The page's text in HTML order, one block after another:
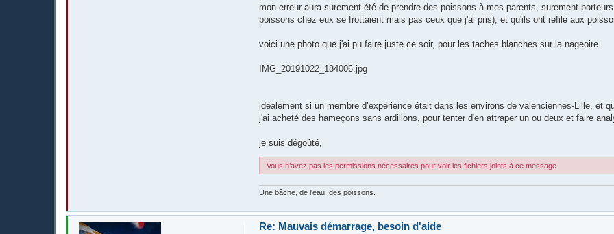
mon erreur aura surement été de prendre des poissons à mes parents, surement
poissons chez eux se frottaient mais pas ceux que j'ai pris), et qu'ils ont refilé aux
voici une photo que j'ai pu faire juste ce soir, pour les taches blanches sur la nageoire
IMG_20191022_184006.jpg
idéalement si un membre d’expérience était dans les environs de valenciennes-Lille, et
j'ai acheté des hameçons sans ardillons, pour tenter d'en attraper un ou deux et faire
je suis dégoûté,
Vous n’avez pas les permissions nécessaires pour voir les fichiers joints à ce message.
Une bâche, de l'eau, des poissons.
Re: Mauvais démarrage, besoin d'aide